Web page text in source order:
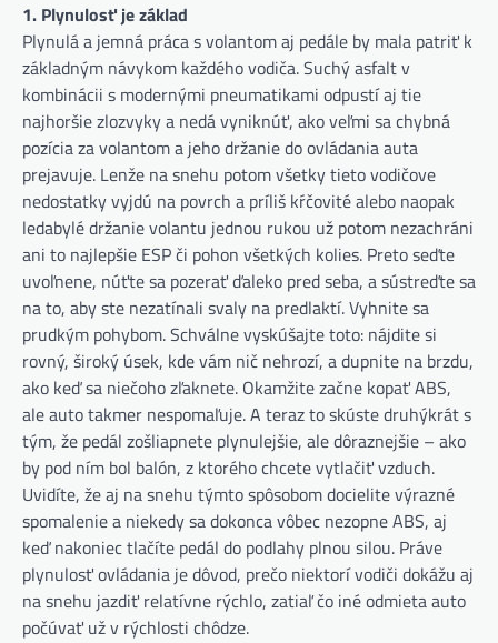
1. Plynulosť je základ
Plynulá a jemná práca s volantom aj pedále by mala patriť k
základným návykom každého vodiča. Suchý asfalt v
kombinácii s modernými pneumatikami odpustí aj tie
najhoršie zlozvyky a nedá vyniknúť, ako veľmi sa chybná
pozícia za volantom a jeho držanie do ovládania auta
prejavuje. Lenže na snehu potom všetky tieto vodičove
nedostatky vyjdú na povrch a príliš kŕčovité alebo naopak
ledabylé držanie volantu jednou rukou už potom nezachráni
ani to najlepšie ESP či pohon všetkých kolies. Preto seďte
uvoľnene, núťte sa pozerať ďaleko pred seba, a sústreďte sa
na to, aby ste nezatínali svaly na predlaktí. Vyhnite sa
prudkým pohybom. Schválne vyskúšajte toto: nájdite si
rovný, široký úsek, kde vám nič nehrozí, a dupnite na brzdu,
ako keď sa niečoho zľaknete. Okamžite začne kopať ABS,
ale auto takmer nespomaľuje. A teraz to skúste druhýkrát s
tým, že pedál zošliapnete plynulejšie, ale dôraznejšie – ako
by pod ním bol balón, z ktorého chcete vytlačiť vzduch.
Uvidíte, že aj na snehu týmto spôsobom docielite výrazné
spomalenie a niekedy sa dokonca vôbec nezopne ABS, aj
keď nakoniec tlačíte pedál do podlahy plnou silou. Práve
plynulosť ovládania je dôvod, prečo niektorí vodiči dokážu aj
na snehu jazdiť relatívne rýchlo, zatiaľ čo iné odmieta auto
počúvať už v rýchlosti chôdze.